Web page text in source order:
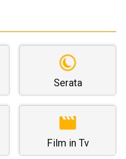
Serata
Film in Tv